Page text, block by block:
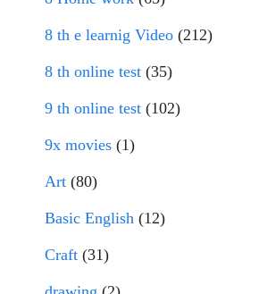
8 th e learnig Video (212)
8 th online test (35)
9 th online test (102)
9x movies (1)
Art (80)
Basic English (12)
Craft (31)